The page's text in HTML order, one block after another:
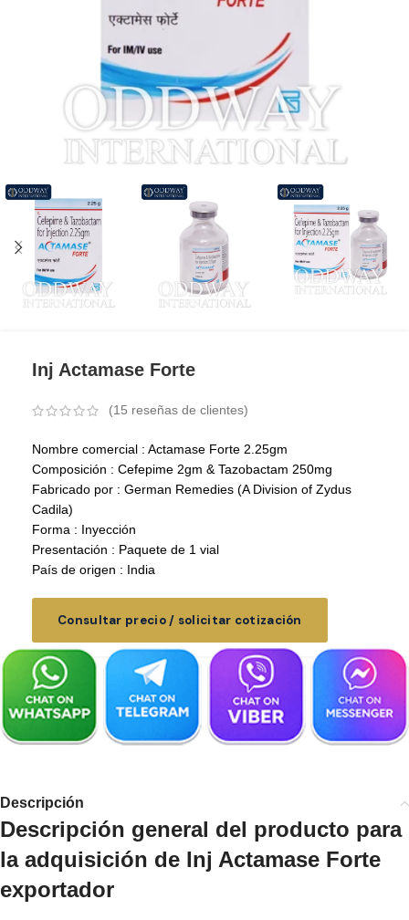
Inj Actamase Forte
(15 reseñas de clientes)
Nombre comercial : Actamase Forte 2.25gm
Composición : Cefepime 2gm & Tazobactam 250mg
Fabricado por : German Remedies (A Division of Zydus
Cadila)
Forma : Inyección
Presentación : Paquete de 1 vial
País de origen : India
Consultar precio / solicitar cotización
Descripción
Descripción general del producto para
la adquisición de Inj Actamase Forte
exportador